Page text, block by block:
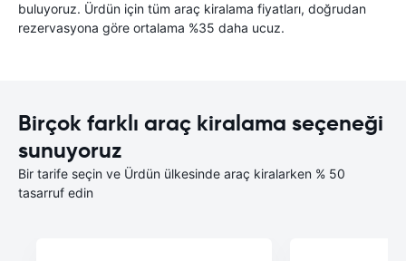
buluyoruz. Ürdün için tüm araç kiralama fiyatları, doğrudan
rezervasyona göre ortalama %35 daha ucuz.
Birçok farklı araç kiralama seçeneği
sunuyoruz
Bir tarife seçin ve Ürdün ülkesinde araç kiralarken % 50
tasarruf edin